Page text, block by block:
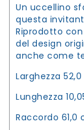
Un uccellino
questa
Riprodotto
del design
anche come
Larghezza
Lunghezza
Raccordo 61,0